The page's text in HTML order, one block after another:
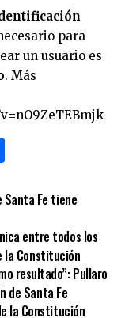
para
un usuario es
. Más
Santa Fe tiene
entre todos los
la Constitución
resultado”: Pullaro
de Santa Fe
la Constitución